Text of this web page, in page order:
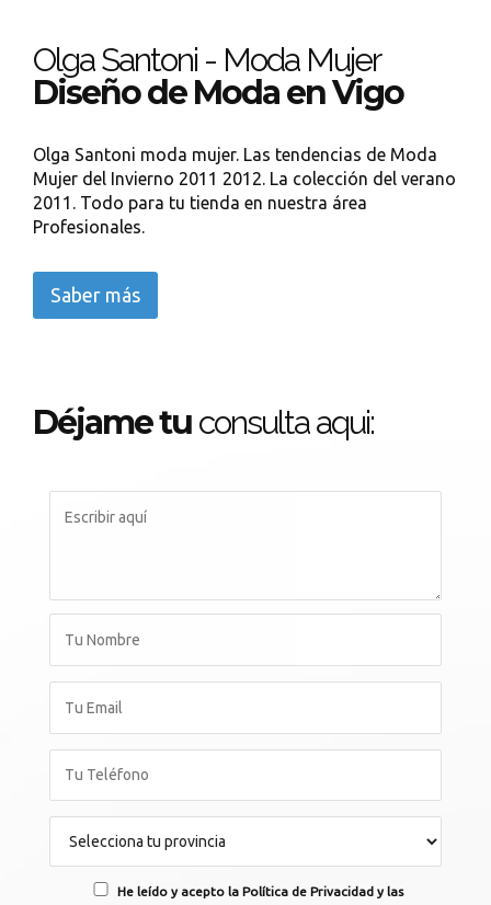
Olga Santoni - Moda Mujer
Diseño de Moda en Vigo
Olga Santoni moda mujer. Las tendencias de Moda
Mujer del Invierno 2011 2012. La colección del verano
2011. Todo para tu tienda en nuestra área
Profesionales.
Saber más
Déjame tu consulta aqui:
He leído y acepto la Política de Privacidad y las